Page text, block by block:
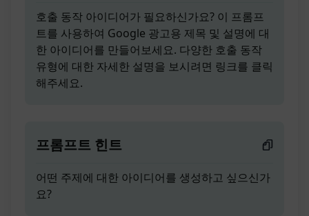
호출 동작 아이디어가 필요하신가요? 이 프롬프
트를 사용하여 Google 광고용 제목 및 설명에 대
한 아이디어를 만들어보세요. 다양한 호출 동작
유형에 대한 자세한 설명을 보시려면 링크를 클릭
해주세요.
프롬프트 힌트
어떤 주제에 대한 아이디어를 생성하고 싶으신가
요?